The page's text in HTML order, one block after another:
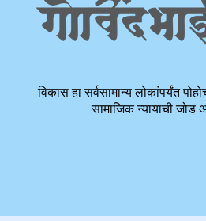
विकास हा सर्वसामान्य लोकांपर्यंत
सामाजिक न्यायाची जोड